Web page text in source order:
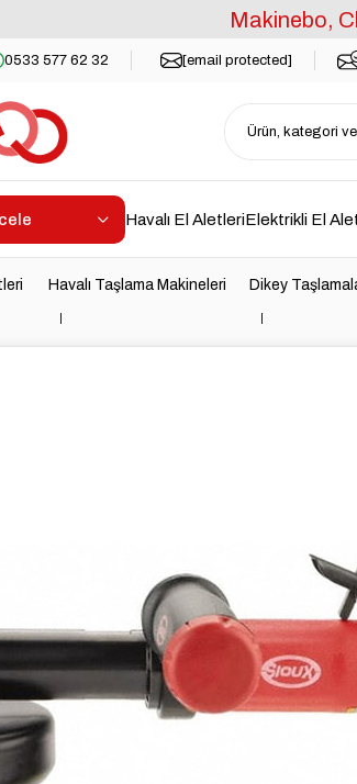
Makinebo,
0533 577 62 32 [email protected]
Havalı El AletleriElektrikli El
Havalı Taşlama Makineleri Dikey